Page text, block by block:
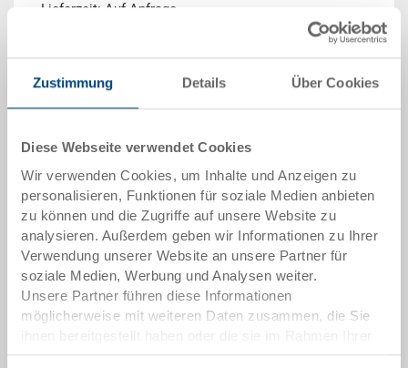
Zustimmung Details Über Cookies
Diese Webseite verwendet Cookies
Wir verwenden Cookies, um Inhalte und Anzeigen zu
personalisieren, Funktionen für soziale Medien anbieten
zu können und die Zugriffe auf unsere Website zu
analysieren. Außerdem geben wir Informationen zu Ihrer
Verwendung unserer Website an unsere Partner für
soziale Medien, Werbung und Analysen weiter.
Unsere Partner führen diese Informationen
möglicherweise mit weiteren Daten zusammen, die Sie
Nutzung der Dienste gesammelt haben.
Lieferzeit: Auf Anfrage
In den Warenkorb
Mindestbestellmenge: 540 Stück
Artikeldaten
Bestellnummer
7-177-V0
Farbe: